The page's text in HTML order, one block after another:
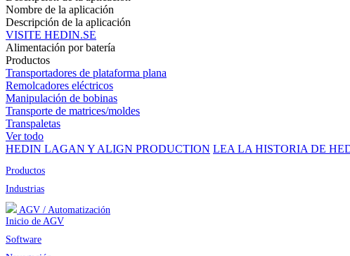
Nombre de la aplicación
Descripción de la aplicación
VISITE HEDIN.SE
Alimentación por batería
Productos
Transportadores de plataforma plana
Remolcadores eléctricos
Manipulación de bobinas
Transporte de matrices/moldes
Transpaletas
Ver todo
HEDIN LAGAN Y ALIGN PRODUCTION LEA LA HISTORIA DE
Productos
Industrias
AGV / Automatización
Inicio de AGV
Software